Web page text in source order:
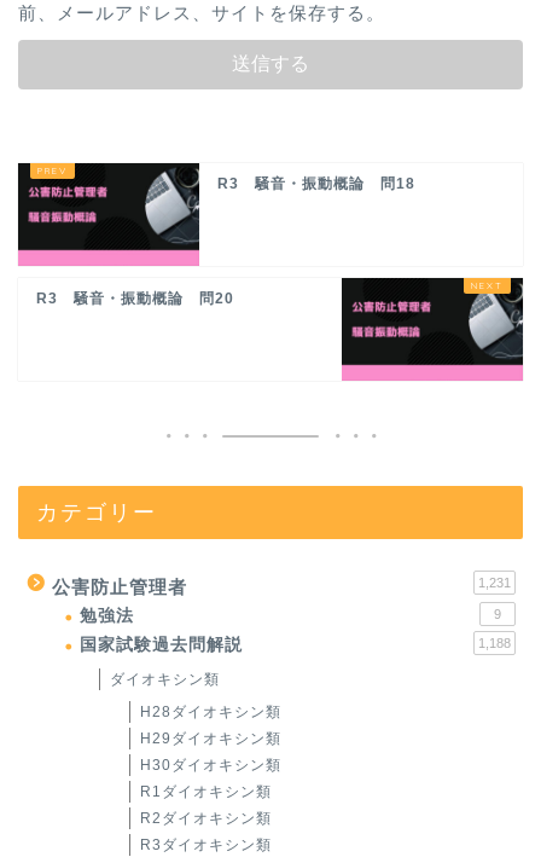
前、メールアドレス、サイトを保存する。
R3 騒音・振動概論 問18
R3 騒音・振動概論 問20
カテゴリー
公害防止管理者 1,231
勉強法 9
国家試験過去問解説 1,188
ダイオキシン類
H28ダイオキシン類
H29ダイオキシン類
H30ダイオキシン類
R1ダイオキシン類
R2ダイオキシン類
R3ダイオキシン類